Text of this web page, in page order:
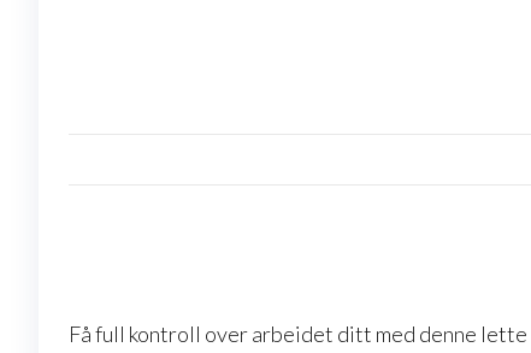
Få full kontroll over arbeidet ditt med denne lette